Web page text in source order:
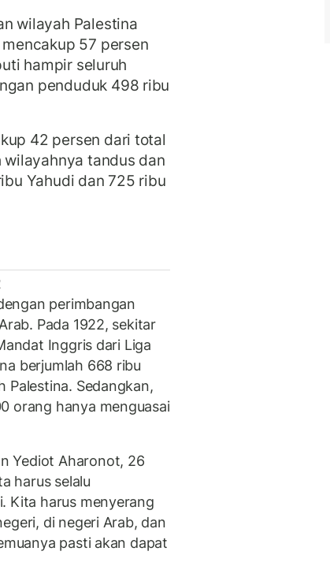
wilayah Palestina
57 persen
hampir seluruh
penduduk 498 ribu
42 persen dari total
tandus dan
Yahudi dan 725 ribu
perimbangan
Pada 1922, sekitar
Inggris dari Liga
berjumlah 668 ribu
Palestina. Sedangkan,
orang hanya menguasai
Yediot Aharonot, 26
harus selalu
Kita harus menyerang
di negeri Arab, dan
pasti akan dapat